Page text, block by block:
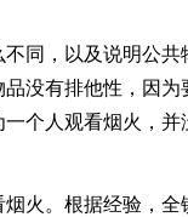
同，以及说明公
没有排他性，因
个人观看烟火，
火。根据经验，